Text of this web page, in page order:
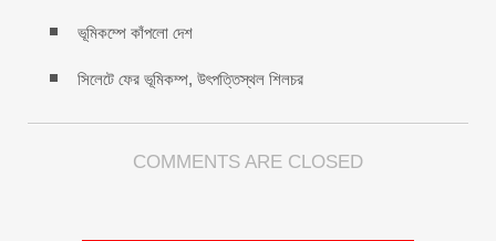
ভূমিকম্পে কাঁপলো দেশ
সিলেটে ফের ভূমিকম্প, উৎপত্তিস্থল শিলচর
COMMENTS ARE CLOSED